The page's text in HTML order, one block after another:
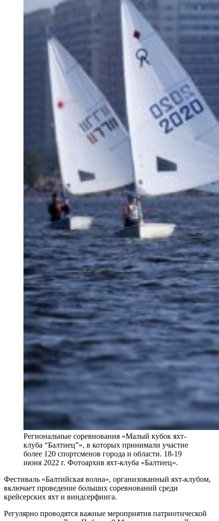
Региональные соревнования «Малый кубок яхт-
клуба “Балтиец”», в которых принимали участие
более 120 спортсменов города и области. 18-19
июня 2022 г. Фотоархив яхт-клуба «Балтиец».
Фестиваль «Балтийская волна», организованный яхт-клубом,
включает проведение больших соревнований среди
крейсерских яхт и виндсерфинга.
Регулярно проводятся важные мероприятия патриотической